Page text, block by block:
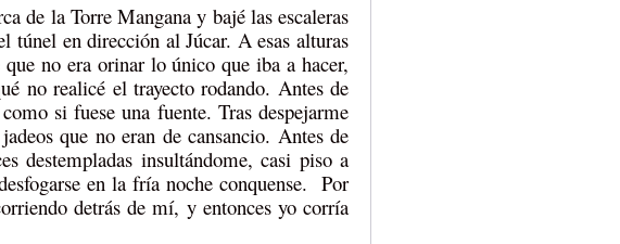
de la Torre Mangana y bajé las escaleras
túnel en dirección al Júcar. A esas alturas
no era orinar lo único que iba a hacer,
no realicé el trayecto rodando. Antes de
si fuese una fuente. Tras despejarme
que no eran de cansancio. Antes de
destempladas insultándome, casi piso a
en la fría noche conquense. Por
detrás de mí, y entonces yo corría